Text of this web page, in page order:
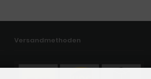
Versandmethoden